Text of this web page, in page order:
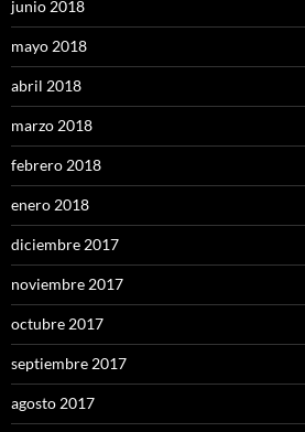
junio 2018
mayo 2018
abril 2018
marzo 2018
febrero 2018
enero 2018
diciembre 2017
noviembre 2017
octubre 2017
septiembre 2017
agosto 2017